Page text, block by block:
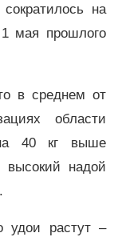
на
мая прошлого
в среднем от
области
40 кг выше
высокий надой
удои растут –